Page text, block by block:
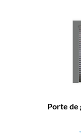
Porte de